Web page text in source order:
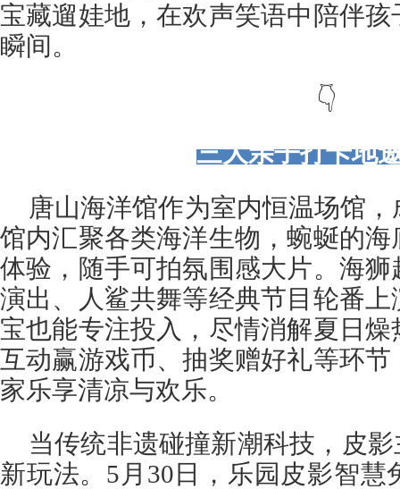
宝藏遛娃地，在欢声笑语中陪伴
瞬间。
👇
三大亲子打卡地
唐山海洋馆作为室内恒温场馆
馆内汇聚各类海洋生物，蜿蜒的
体验，随手可拍氛围感大片。海
演出、人鲨共舞等经典节目轮番
宝也能专注投入，尽情消解夏日
互动赢游戏币、抽奖赠好礼等环
家乐享清凉与欢乐。
当传统非遗碰撞新潮科技，皮
新玩法。5月30日，乐园皮影智慧